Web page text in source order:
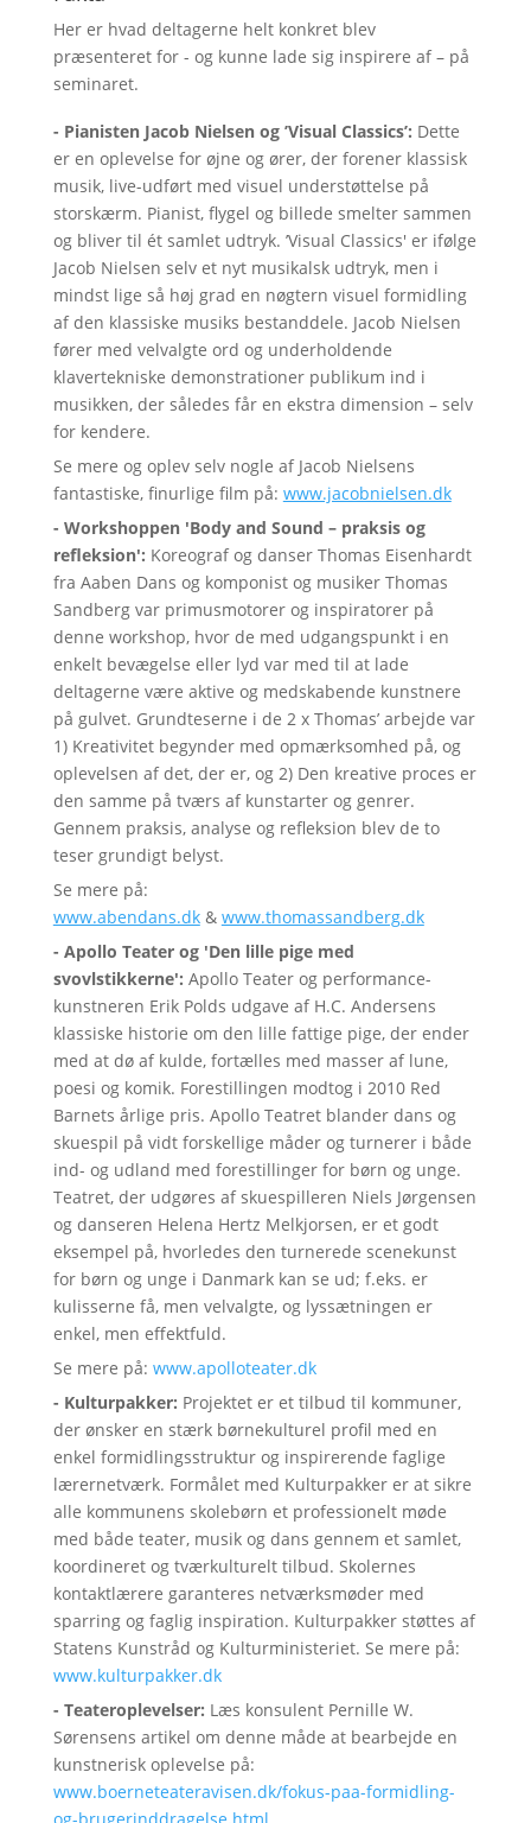
Her er hvad deltagerne helt konkret blev
præsenteret for - og kunne lade sig inspirere af – på
seminaret.
- Pianisten Jacob Nielsen og ’Visual Classics’: Dette
er en oplevelse for øjne og ører, der forener klassisk
musik, live-udført med visuel understøttelse på
storskærm. Pianist, flygel og billede smelter sammen
og bliver til ét samlet udtryk. ’Visual Classics' er ifølge
Jacob Nielsen selv et nyt musikalsk udtryk, men i
mindst lige så høj grad en nøgtern visuel formidling
af den klassiske musiks bestanddele. Jacob Nielsen
fører med velvalgte ord og underholdende
klavertekniske demonstrationer publikum ind i
musikken, der således får en ekstra dimension – selv
for kendere.
Se mere og oplev selv nogle af Jacob Nielsens
fantastiske, finurlige film på: www.jacobnielsen.dk
- Workshoppen 'Body and Sound – praksis og
refleksion': Koreograf og danser Thomas Eisenhardt
fra Aaben Dans og komponist og musiker Thomas
Sandberg var primusmotorer og inspiratorer på
denne workshop, hvor de med udgangspunkt i en
enkelt bevægelse eller lyd var med til at lade
deltagerne være aktive og medskabende kunstnere
på gulvet. Grundteserne i de 2 x Thomas’ arbejde var
1) Kreativitet begynder med opmærksomhed på, og
oplevelsen af det, der er, og 2) Den kreative proces er
den samme på tværs af kunstarter og genrer.
Gennem praksis, analyse og refleksion blev de to
teser grundigt belyst.
Se mere på:
www.abendans.dk& www.thomassandberg.dk
- Apollo Teater og 'Den lille pige med
svovlstikkerne': Apollo Teater og performance-
kunstneren Erik Polds udgave af H.C. Andersens
klassiske historie om den lille fattige pige, der ender
med at dø af kulde, fortælles med masser af lune,
poesi og komik. Forestillingen modtog i 2010 Red
Barnets årlige pris. Apollo Teatret blander dans og
skuespil på vidt forskellige måder og turnerer i både
ind- og udland med forestillinger for børn og unge.
Teatret, der udgøres af skuespilleren Niels Jørgensen
og danseren Helena Hertz Melkjorsen, er et godt
eksempel på, hvorledes den turnerede scenekunst
for børn og unge i Danmark kan se ud; f.eks. er
kulisserne få, men velvalgte, og lyssætningen er
enkel, men effektfuld.
Se mere på: www.apolloteater.dk
- Kulturpakker: Projektet er et tilbud til kommuner,
der ønsker en stærk børnekulturel profil med en
enkel formidlingsstruktur og inspirerende faglige
lærernetværk. Formålet med Kulturpakker er at sikre
alle kommunens skolebørn et professionelt møde
med både teater, musik og dans gennem et samlet,
koordineret og tværkulturelt tilbud. Skolernes
kontaktlærere garanteres netværksmøder med
sparring og faglig inspiration. Kulturpakker støttes af
Statens Kunstråd og Kulturministeriet. Se mere på:
www.kulturpakker.dk
- Teateroplevelser: Læs konsulent Pernille W.
Sørensens artikel om denne måde at bearbejde en
kunstnerisk oplevelse på:
www.boerneteateravisen.dk/fokus-paa-formidling-